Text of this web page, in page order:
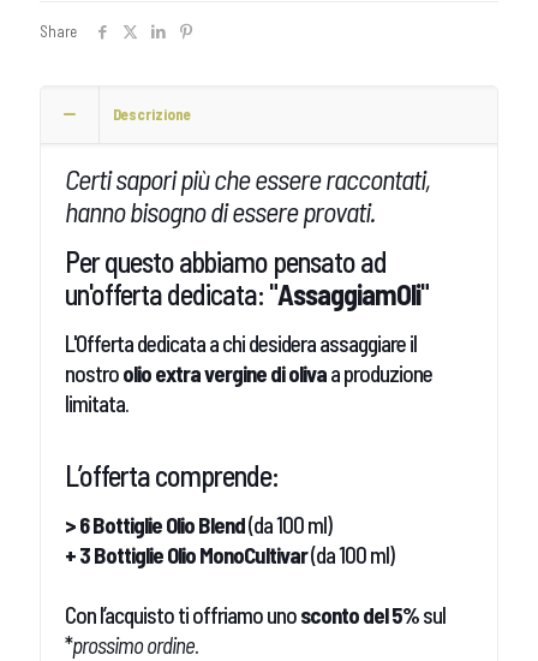
Share
Descrizione
Certi sapori più che essere raccontati,
hanno bisogno di essere provati.
Per questo abbiamo pensato ad
un'offerta dedicata: "AssaggiamOli"
L'Offerta dedicata a chi desidera assaggiare il
nostroolio extra vergine di olivaa produzione
limitata.
L’offerta comprende:
> 6 Bottiglie Olio Blend(da 100 ml)
+ 3 Bottiglie Olio MonoCultivar(da 100 ml)
Con l’acquisto ti offriamo unosconto del 5%sul
*prossimo ordine.